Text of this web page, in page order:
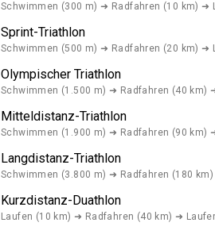
Schwimmen (300 m) ➜ Radfahren (10 km) ➜
Sprint-Triathlon
Schwimmen (500 m) ➜ Radfahren (20 km) ➜
Olympischer Triathlon
Schwimmen (1.500 m) ➜ Radfahren (40 km)
Mitteldistanz-Triathlon
Schwimmen (1.900 m) ➜ Radfahren (90 km)
Langdistanz-Triathlon
Schwimmen (3.800 m) ➜ Radfahren (180
Kurzdistanz-Duathlon
Laufen (10 km) ➜ Radfahren (40 km) ➜